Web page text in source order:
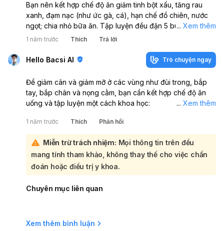
Bạn nên kết hợp chế độ ăn giảm tinh bột xấu, tăng rau
xanh, đạm nạc (như ức gà, cá), hạn chế đồ chiên, nước
ngọt; chia nhỏ bữa ăn. Tập luyện đều đặn 5 buổi/tuần, ưu
tiên cardio (đi bộ nhanh, nhảy dây) + tập cơ (squat,
6 tháng sẽ thấy rõ thay đổi. Nếu cần hướng dẫn cụ thể,
bạn nên gặp chuyên gia dinh dưỡng hoặc HLV cá nhân.
... Xem thêm
1 năm trước Thích Trả lời
Hello Bacsi AI Trò chuyện ngay
Để giảm cân và giảm mỡ ở các vùng như đùi trong, bắp
tay, bắp chân và nọng cằm, bạn cần kết hợp chế độ ăn
uống và tập luyện một cách khoa học:
soát lượng calo nạp vào và tăng cường đốt cháy calo.
Bạn có thể áp dụng các phương pháp sau:
Chế độ ăn uống:
Cắt giảm đường và tinh bột tinh chế: Ưu tiên chế độ ăn
low carb để giảm cảm giác đói và nạp ít calo hơn.
Ăn đủ protein, chất béo tốt và rau củ: Mỗi bữa ăn nên
có đủ các nhóm chất này để tăng cường trao đổi chất
Uống đủ nước: Uống nước trước bữa ăn và trong suốt
... Xem thêm
1 năm trước Thích Phản hồi
Miễn trừ trách nhiệm: Mọi thông tin trên đều
mang tính tham khảo, không thay thế cho việc chẩn
đoán hoặc điều trị y khoa.
Chuyên mục liên quan
Xem thêm bình luận